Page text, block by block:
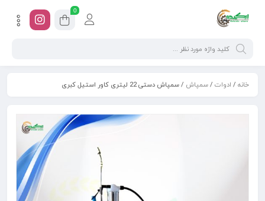
0
خانه / ادوات /سمپاش / سمپاش دستی 22 لیتری کاور استیل کبری